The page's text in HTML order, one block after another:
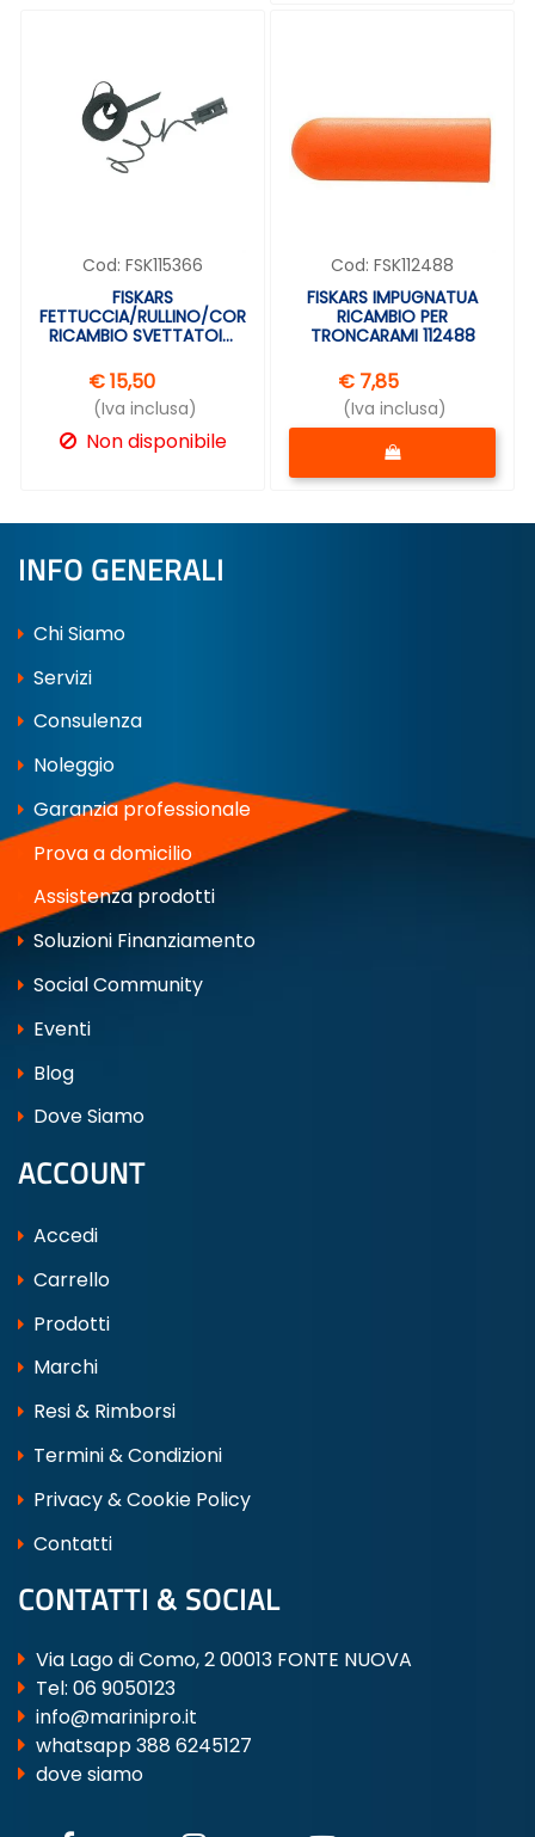
Cod: FSK115366
FISKARS
FETTUCCIA/RULLINO/CORDINO
RICAMBIO SVETTATOIO
€ 15,50
(Iva inclusa)
Non disponibile
Cod: FSK112488
FISKARS IMPUGNATUA
RICAMBIO PER
TRONCARAMI 112488
€ 7,85
(Iva inclusa)
Quantità
INFO GENERALI
Chi Siamo
Servizi
Consulenza
Noleggio
Garanzia professionale
Prova a domicilio
Assistenza prodotti
Soluzioni Finanziamento
Social Community
Eventi
Blog
Dove Siamo
ACCOUNT
Accedi
Carrello
Prodotti
Marchi
Resi & Rimborsi
Termini & Condizioni
Privacy & Cookie Policy
Contatti
CONTATTI & SOCIAL
Via Lago di Como, 2 00013 FONTE NUOVA
Tel: 06 9050123
info@marinipro.it
whatsapp 388 6245127
dove siamo